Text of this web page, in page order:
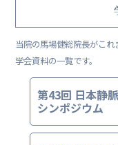
当院の馬場健総院長がこ
学会資料の一覧です。
第43回 日本静
シンポジウム